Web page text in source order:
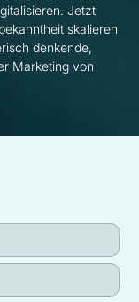
Jetzt
skalieren
denkende,
Marketing von